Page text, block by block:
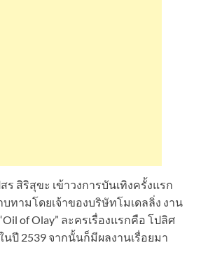
ร สิริสุขะ เข้าวงการบันเทิงครั้งแรก
บทามโดยเจ้าของบริษัทโมเดลลิ่ง งาน
of Olay” ละครเรื่องแรกคือ โปลิศ
นปี 2539 จากนั้นก็มีผลงานเรื่อยมา